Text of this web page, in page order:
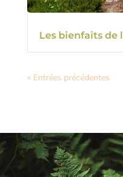
Les bienfaits de
« Entrées précédentes